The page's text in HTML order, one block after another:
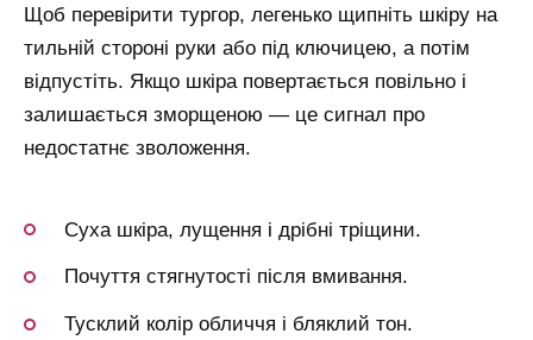
Щоб перевірити тургор, легенько щипніть шкіру на
тильній стороні руки або під ключицею, а потім
відпустіть. Якщо шкіра повертається повільно і
залишається зморщеною — це сигнал про
недостатнє зволоження.
Суха шкіра, лущення і дрібні тріщини.
Почуття стягнутості після вмивання.
Тусклий колір обличчя і бляклий тон.